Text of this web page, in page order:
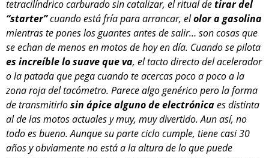
tetracilíndrico carburado sin catalizar, el ritual detirar del
“starter”cuando está fría para arrancar, elolor a gasolina
mientras te pones los guantes antes de salir… son cosas que
se echan de menos en motos de hoy en día. Cuando se pilota
es increíble lo suave que va, el tacto directo del acelerador
o la patada que pega cuando te acercas poco a poco a la
zona roja del tacómetro. Parece algo genérico pero la forma
de transmitirlosin ápice alguno de electrónicaes distinta
al de las motos actuales y muy, muy divertido. Aun así, no
todo es bueno. Aunque su parte ciclo cumple, tiene casi 30
años y obviamente no está a la altura de lo que puede